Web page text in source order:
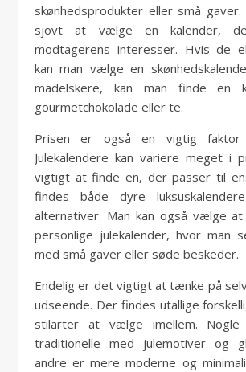
skønhedsprodukter eller små
sjovt at vælge en kalender,
modtagerens interesser. Hvis de
kan man vælge en
madelskere, kan man finde en
gourmetchokolade eller te.
Prisen er også en vigtig faktor
Julekalendere kan variere meget i
vigtigt at finde en, der passer til
findes både dyre
alternativer. Man kan også vælge
personlige julekalender, hvor man
med små gaver eller søde beskeder.
Endelig er det vigtigt at tænke på
udseende. Der findes utallige
stilarter at vælge imellem. Nogle
traditionelle med julemotiver og
andre er mere moderne og